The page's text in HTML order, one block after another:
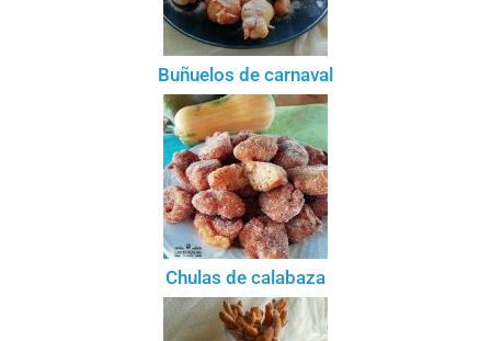
Buñuelos de carnaval
Chulas de calabaza